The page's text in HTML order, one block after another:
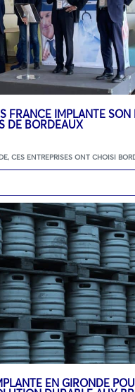
FRANCE IMPLANTE SON
DE BORDEAUX
, CES ENTREPRISES ONT CHOISI
EN GIRONDE